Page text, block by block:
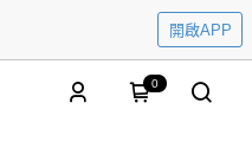
開啟APP
0